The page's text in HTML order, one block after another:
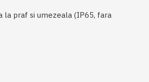
la praf si umezeala (IP65, fara